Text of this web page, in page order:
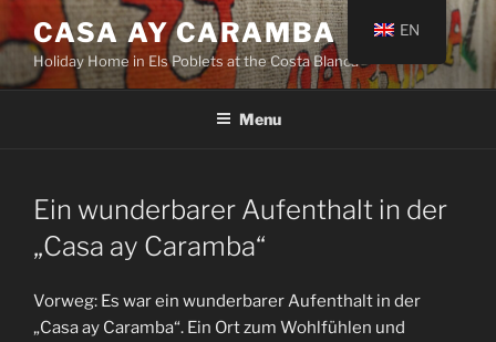
to
content
CASA AY CARAMBA
Holiday Home in Els Poblets at the Costa Blanca
Menu
Ein wunderbarer Aufenthalt in der
„Casa ay Caramba“
Vorweg: Es war ein wunderbarer Aufenthalt in der
„Casa ay Caramba“. Ein Ort zum Wohlfühlen und
EN